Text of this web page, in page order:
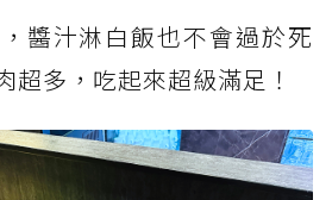
醬汁淋白飯也不會過於死
超多，吃起來超級滿足！